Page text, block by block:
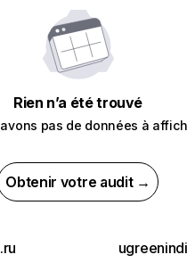
Rien n’a été trouvé
pas de données à
Obtenir votre audit →